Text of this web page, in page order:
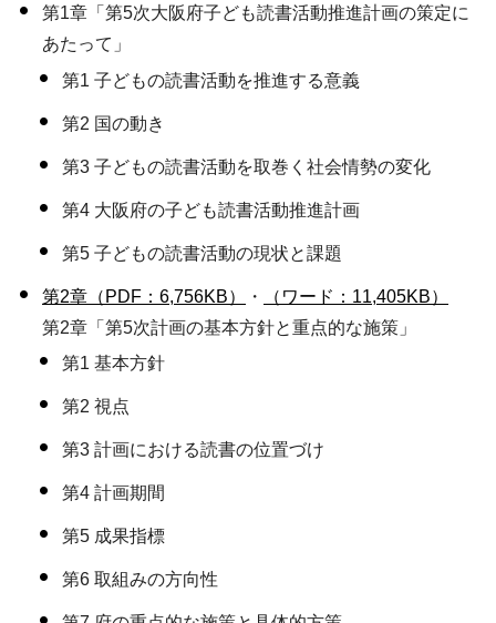
第1章「第5次大阪府子ども読書活動推進計画の策定に
あたって」
第1 子どもの読書活動を推進する意義
第2 国の動き
第3 子どもの読書活動を取巻く社会情勢の変化
第4 大阪府の子ども読書活動推進計画
第5 子どもの読書活動の現状と課題
第2章（PDF：6,756KB） ・
（ワード：11,405KB）
第2章「第5次計画の基本方針と重点的な施策」
第1 基本方針
第2 視点
第3 計画における読書の位置づけ
第4 計画期間
第5 成果指標
第6 取組みの方向性